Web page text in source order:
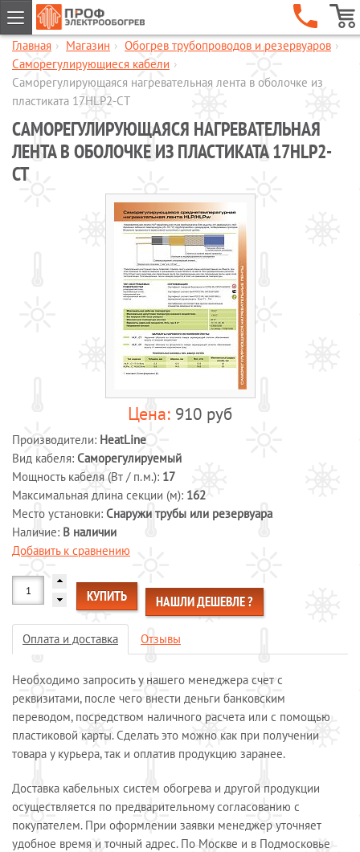
ГЛАВНАЯ
КОМПАНИЯ
УСЛУГИ
ОБЪЕКТЫ
КАТАЛОГИ
МАГАЗИН
Обогрев кровли и водостоков
Обогрев пандусов и ступеней
Шкафы управления обогревом
Готовые комплекты для обогрева
Системы защиты от протечек воды
Обогрев морозильных камер
Обогрев грунта
Отопление и водоснабжение
ОПЛАТА И ДОСТАВКА
КАЛЬКУЛЯТОР
Главная › Магазин › Обогрев трубопроводов и резервуаров ›
Саморегулирующиеся кабели ›
Cаморегулирующаяся нагревательная лента в оболочке из
пластиката 17HLP2-CT
CАМОРЕГУЛИРУЮЩАЯСЯ НАГРЕВАТЕЛЬНАЯ
ЛЕНТА В ОБОЛОЧКЕ ИЗ ПЛАСТИКАТА 17HLP2-
CT
910 руб
Производители: HeatLine
Вид кабеля: Саморегулируемый
Мощность кабеля (Вт / п.м.): 17
Максимальная длина секции (м): 162
Место установки: Снаружи трубы или резервуара
Наличие: В наличии
Добавить к сравнению
КУПИТЬ НАШЛИ ДЕШЕВЛЕ ?
Оплата и доставка Отзывы
Необходимо запросить у нашего менеджера счет с
реквизитами, после чего внести деньги банковским
переводом, посредством наличного расчета или с помощью
пластиковой карты. Сделать это можно как при получении
товара у курьера, так и оплатив продукцию заранее.
Доставка кабельных систем обогрева и другой продукции
осуществляется по предварительному согласованию с
покупателем. При оформлении заявки менеджер уточняет
удобное время и точный адрес. По Москве и в Подмосковье